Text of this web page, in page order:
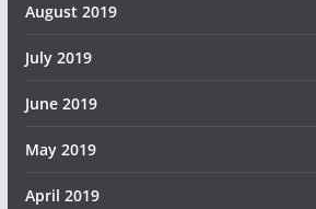
August 2019
July 2019
June 2019
May 2019
April 2019